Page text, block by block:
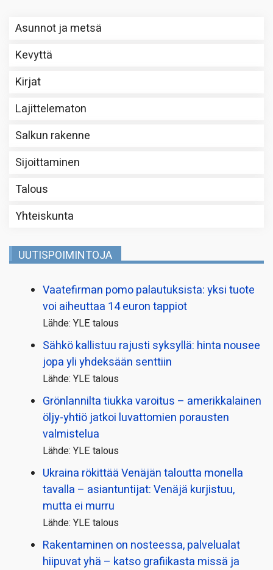
Asunnot ja metsä
Kevyttä
Kirjat
Lajittelematon
Salkun rakenne
Sijoittaminen
Talous
Yhteiskunta
UUTISPOIMINTOJA
Vaatefirman pomo palautuksista: yksi tuote
voi aiheuttaa 14 euron tappiot
Lähde: YLE talous
Sähkö kallistuu rajusti syksyllä: hinta nousee
jopa yli yhdeksään senttiin
Lähde: YLE talous
Grönlannilta tiukka varoitus – amerikkalainen
öljy-yhtiö jatkoi luvattomien porausten
valmistelua
Lähde: YLE talous
Ukraina rökittää Venäjän taloutta monella
tavalla – asiantuntijat: Venäjä kurjistuu,
mutta ei murru
Lähde: YLE talous
Rakentaminen on nosteessa, palvelualat
hiipuvat yhä – katso grafiikasta missä ja